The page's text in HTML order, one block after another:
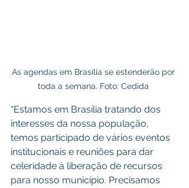
As agendas em Brasília se estenderão por
toda a semana. Foto: Cedida
“Estamos em Brasília tratando dos
interesses da nossa população,
temos participado de vários eventos
institucionais e reuniões para dar
celeridade à liberação de recursos
para nosso município. Precisamos